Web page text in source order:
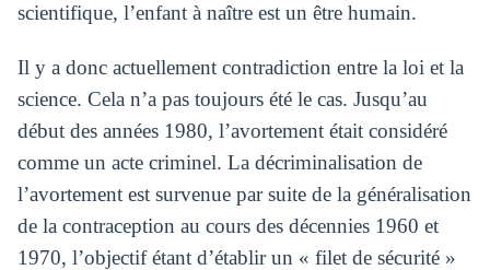
scientifique, l’enfant à naître est un être humain.
Il y a donc actuellement contradiction entre la loi et la
science. Cela n’a pas toujours été le cas. Jusqu’au
début des années 1980, l’avortement était considéré
comme un acte criminel. La décriminalisation de
l’avortement est survenue par suite de la généralisation
de la contraception au cours des décennies 1960 et
1970, l’objectif étant d’établir un « filet de sécurité »